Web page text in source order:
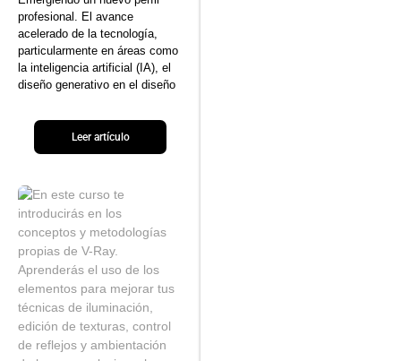
profesional. El avance
acelerado de la tecnología,
particularmente en áreas como
la inteligencia artificial (IA), el
diseño generativo en el diseño
Leer artículo